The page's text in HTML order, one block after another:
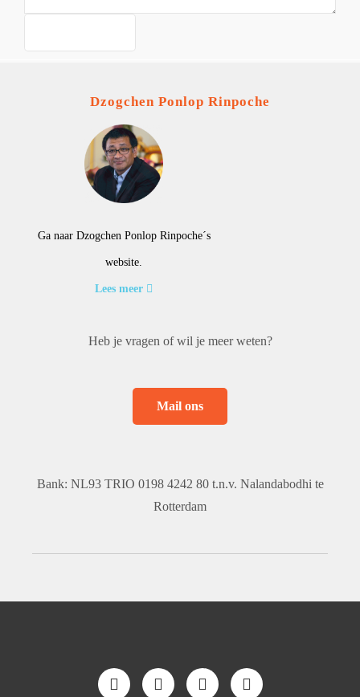
Dzogchen Ponlop Rinpoche
Ga naar Dzogchen Ponlop Rinpoche´s
website.
Lees meer
Heb je vragen of wil je meer weten?
Mail ons
Bank: NL93 TRIO 0198 4242 80 t.n.v. Nalandabodhi te
Rotterdam